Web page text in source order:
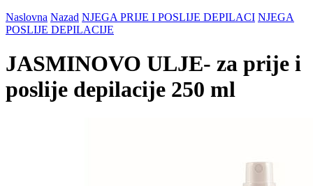
Naslovna Nazad NJEGA PRIJE I POSLIJE DEPILACI NJEGA
POSLIJE DEPILACIJE
JASMINOVO ULJE- za prije i
poslije depilacije 250 ml